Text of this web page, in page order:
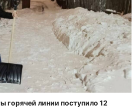
горячей линии поступило 12